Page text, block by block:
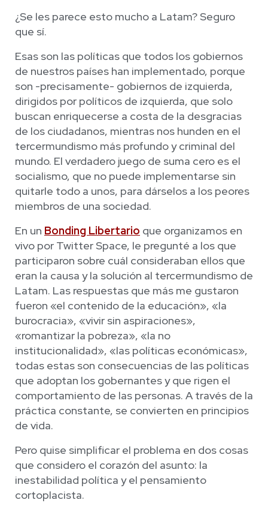
¿Se les parece esto mucho a Latam? Seguro
que sí.
Esas son las políticas que todos los gobiernos
de nuestros países han implementado, porque
son -precisamente- gobiernos de izquierda,
dirigidos por políticos de izquierda, que solo
buscan enriquecerse a costa de la desgracias
de los ciudadanos, mientras nos hunden en el
tercermundismo más profundo y criminal del
mundo. El verdadero juego de suma cero es el
socialismo, que no puede implementarse sin
quitarle todo a unos, para dárselos a los peores
miembros de una sociedad.
En un Bonding Libertario que organizamos en
vivo por Twitter Space, le pregunté a los que
participaron sobre cuál consideraban ellos que
eran la causa y la solución al tercermundismo de
Latam. Las respuestas que más me gustaron
fueron «el contenido de la educación», «la
burocracia», «vivir sin aspiraciones»,
«romantizar la pobreza», «la no
institucionalidad», «las políticas económicas»,
todas estas son consecuencias de las políticas
que adoptan los gobernantes y que rigen el
comportamiento de las personas. A través de la
práctica constante, se convierten en principios
de vida.
Pero quise simplificar el problema en dos cosas
que considero el corazón del asunto: la
inestabilidad política y el pensamiento
cortoplacista.